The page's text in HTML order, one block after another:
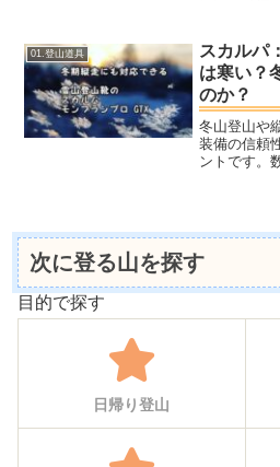
01.登山道具
スカルパ
は寒い？
のか？
冬山登山や
装備の信頼
ントです。
ていますそ
次に登る山を探す
目的で探す
日帰り登山